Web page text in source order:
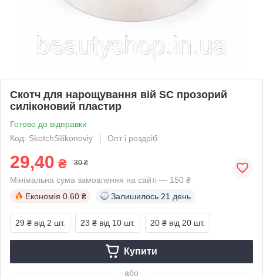
Скотч для нарощування вій SC прозорий
силіконовий пластир
Готово до відправки
Код: SkotchSilikonoviy
Опт і роздріб
29,40 ₴ 30 ₴
Мінімальна сума замовлення на сайті — 150 ₴
Економія 0.60 ₴ Залишилось 21 день
29 ₴ від 2 шт. 23 ₴ від 10 шт. 20 ₴ від 20 шт.
Купити
або